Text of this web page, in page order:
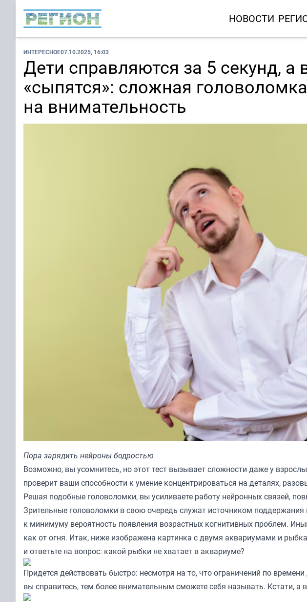
НОВОСТИ
ИНТЕРЕСНОЕ07.10.2025, 16:03
Дети справляются за 5 секунд, а
«сыпятся»: сложная головоломка
на внимательность
Пора зарядить нейроны бодростью
Возможно, вы усомнитесь, но этот тест вызывает сложности даже у
проверит ваши способности к умение концентрироваться на деталях,
Решая подобные головоломки, вы усиливаете работу нейронных связей,
Зрительные головоломки в свою очередь служат источником поддержания
к минимуму вероятность появления возрастных когнитивных проблем.
как от огня. Итак, ниже изображена картинка с двумя аквариумами и
и ответьте на вопрос: какой рыбки не хватает в аквариуме?
Придется действовать быстро: несмотря на то, что ограничений по
вы справитесь, тем более внимательным сможете себя называть. Кстати, а